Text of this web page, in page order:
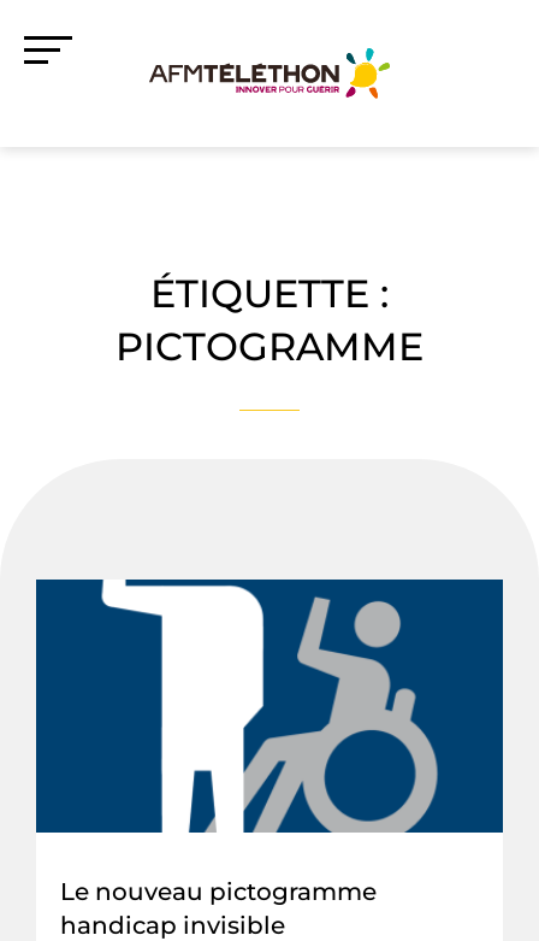
ÉTIQUETTE :
PICTOGRAMME
Le nouveau pictogramme
handicap invisible